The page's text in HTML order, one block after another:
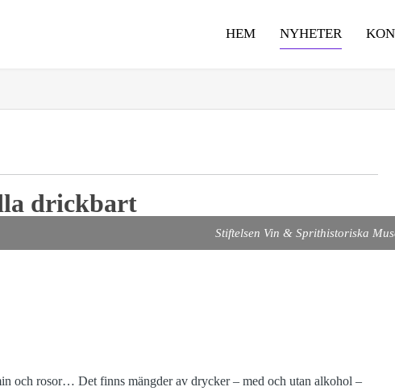
HEM NYHETER
drickbart
Stiftelsen Vin & Sprithistoriska
och rosor… Det finns mängder av drycker – med och utan alkohol –